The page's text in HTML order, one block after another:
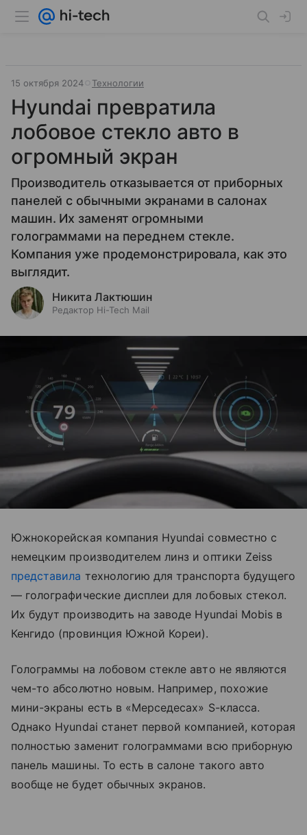
15 октября 2024 Технологии
Hyundai превратила
лобовое стекло авто в
огромный экран
Производитель отказывается от приборных
панелей с обычными экранами в салонах
машин. Их заменят огромными
голограммами на переднем стекле.
Компания уже продемонстрировала, как это
выглядит.
Никита Лактюшин
Редактор Hi-Tech Mail
Южнокорейская компания Hyundai совместно с
немецким производителем линз и оптики Zeiss
представила технологию для транспорта будущего
— голографические дисплеи для лобовых стекол.
Их будут производить на заводе Hyundai Mobis в
Кенгидо (провинция Южной Кореи).
Голограммы на лобовом стекле авто не являются
чем-то абсолютно новым. Например, похожие
мини-экраны есть в «Мерседесах» S-класса.
Однако Hyundai станет первой компанией, которая
полностью заменит голограммами всю приборную
панель машины. То есть в салоне такого авто
вообще не будет обычных экранов.